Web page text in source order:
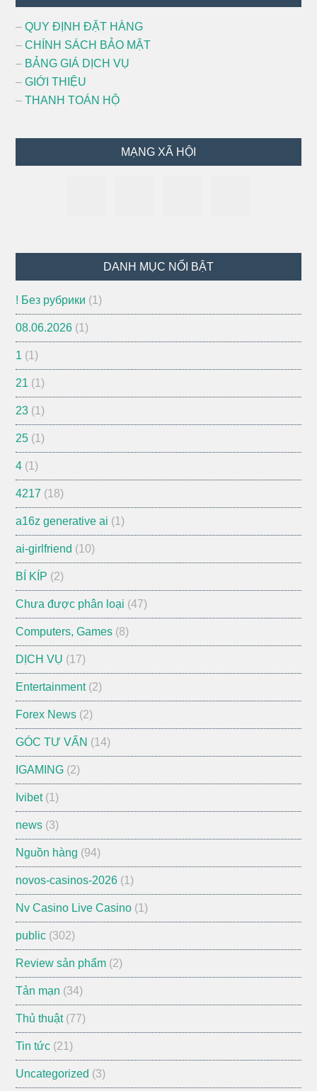
–QUY ĐỊNH ĐẶT HÀNG
–CHÍNH SÁCH BẢO MẬT
– BẢNG GIÁ DỊCH VỤ
–GIỚI THIỆU
–THANH TOÁN HỘ
MẠNG XÃ HỘI
DANH MỤC NỔI BẬT
! Без рубрики (1)
08.06.2026 (1)
1 (1)
21 (1)
23 (1)
25 (1)
4 (1)
4217 (18)
a16z generative ai (1)
ai-girlfriend (10)
BÍ KÍP (2)
Chưa được phân loại (47)
Computers, Games (8)
DỊCH VỤ (17)
Entertainment(2)
Forex News (2)
GÓC TƯ VẤN (14)
IGAMING (2)
Ivibet(1)
news (3)
Nguồn hàng (94)
novos-casinos-2026 (1)
Nv Casino Live Casino (1)
public (302)
Review sản phẩm (2)
Tản mạn (34)
Thủ thuật(77)
Tin tức (21)
Uncategorized (3)